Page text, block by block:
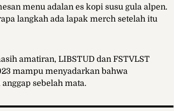
menu adalan es kopi susu gula alpen.
langkah ada lapak merch setelah itu
amatiran, LIBSTUD dan FSTVLST
mampu menyadarkan bahwa
sebelah mata.